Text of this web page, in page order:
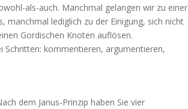
als-auch. Manchmal gelangen wir zu einer
lediglich zu der Einigung, sich nicht
Gordischen Knoten auflösen.
Schritten: kommentieren, argumentieren,
dem Janus-Prinzip haben Sie vier